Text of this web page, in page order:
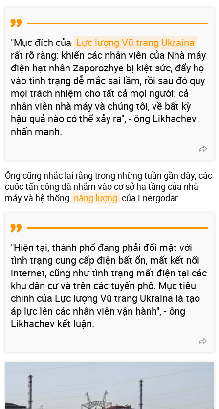
"Mục đích của Lực lượng Vũ trang Ukraina
rất rõ ràng: khiến các nhân viên của Nhà máy
điện hạt nhân Zaporozhye bị kiệt sức, đẩy họ
vào tình trạng dễ mắc sai lầm, rồi sau đó quy
mọi trách nhiệm cho tất cả mọi người: cả
nhân viên nhà máy và chúng tôi, về bất kỳ
hậu quả nào có thể xảy ra", - ông Likhachev
nhấn mạnh.
Ông cũng nhắc lại rằng trong những tuần gần đây, các
cuộc tấn công đã nhắm vào cơ sở hạ tầng của nhà
máy và hệ thống năng lượng của Energodar.
"Hiện tại, thành phố đang phải đối mặt với
tình trạng cung cấp điện bất ổn, mất kết nối
internet, cũng như tình trạng mất điện tại các
khu dân cư và trên các tuyến phố. Mục tiêu
chính của Lực lượng Vũ trang Ukraina là tạo
áp lực lên các nhân viên vận hành", - ông
Likhachev kết luận.